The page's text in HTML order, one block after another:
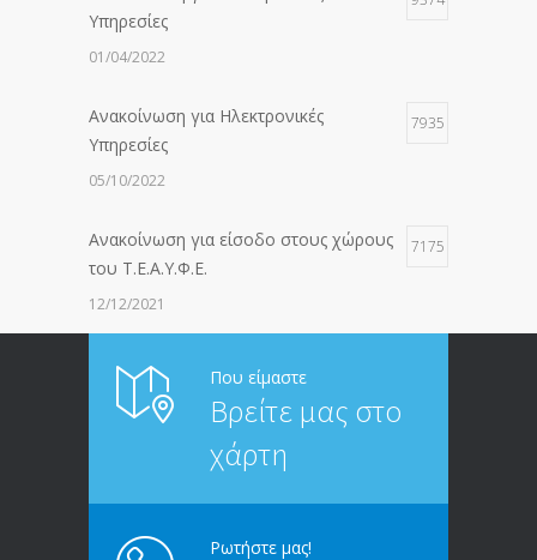
Υπηρεσίες
01/04/2022
Ανακοίνωση για Ηλεκτρονικές
Υπηρεσίες
7935
05/10/2022
Ανακοίνωση για είσοδο στους χώρους
του Τ.Ε.Α.Υ.Φ.Ε.
7175
12/12/2021
ΑΝΑΚΟΙΝΩΣΗ ΠΡΟΣ ΣΥΝΤΑΞΙΟΥΧΟΥΣ
20/12/2019
Που είμαστε
Βρείτε μας στο
χάρτη
Ρωτήστε μας!